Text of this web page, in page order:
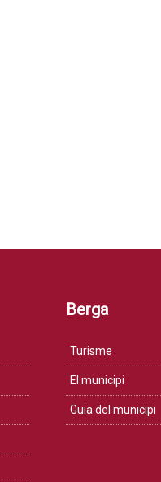
Berga
Turisme
El municipi
Guia del municipi